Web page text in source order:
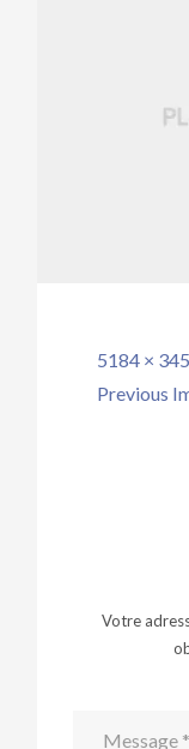
Full
size
5184 ×
Previous
Votre